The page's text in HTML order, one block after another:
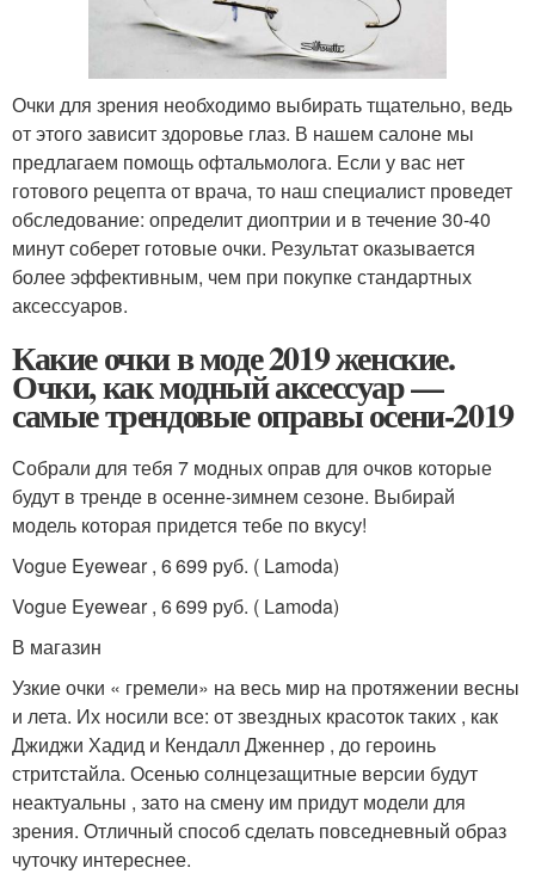
Очки для зрения необходимо выбирать тщательно, ведь
от этого зависит здоровье глаз. В нашем салоне мы
предлагаем помощь офтальмолога. Если у вас нет
готового рецепта от врача, то наш специалист проведет
обследование: определит диоптрии и в течение 30-40
минут соберет готовые очки. Результат оказывается
более эффективным, чем при покупке стандартных
аксессуаров.
Какие очки в моде 2019 женские.
Очки, как модный аксессуар —
самые трендовые оправы осени-2019
Собрали для тебя 7 модных оправ для очков которые
будут в тренде в осенне-зимнем сезоне. Выбирай
модель которая придется тебе по вкусу!
Vogue Eyewear , 6 699 руб. ( Lamoda)
Vogue Eyewear , 6 699 руб. ( Lamoda)
В магазин
Узкие очки « гремели» на весь мир на протяжении весны
и лета. Их носили все: от звездных красоток таких , как
Джиджи Хадид и Кендалл Дженнер , до героинь
стритстайла. Осенью солнцезащитные версии будут
неактуальны , зато на смену им придут модели для
зрения. Отличный способ сделать повседневный образ
чуточку интереснее.